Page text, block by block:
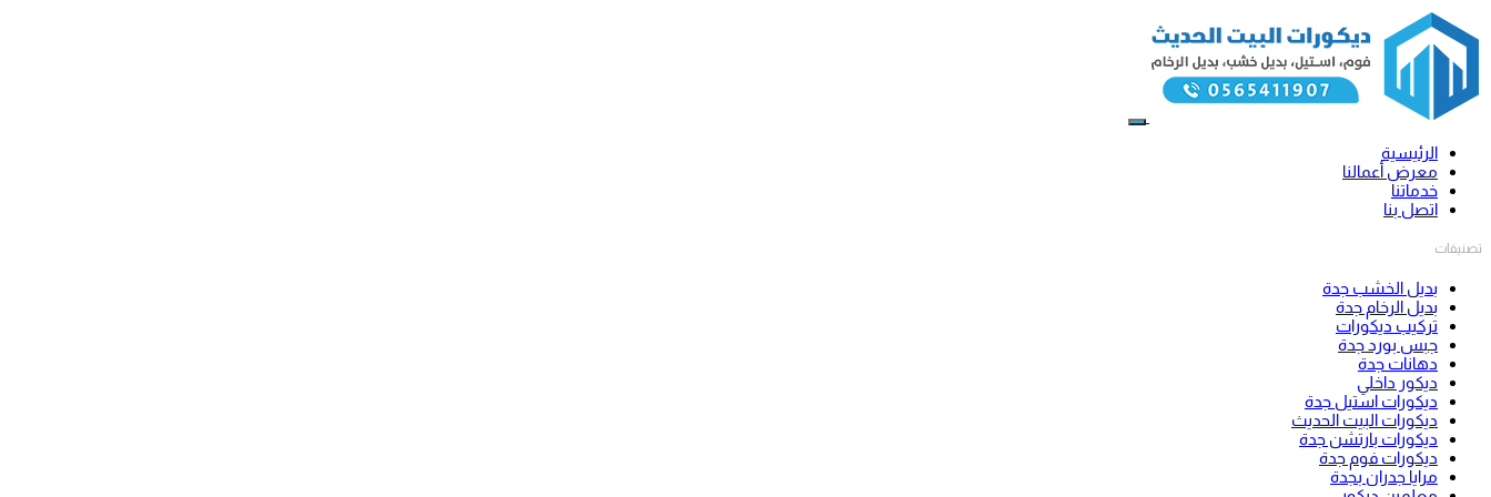
الرئيسية
معرض أعمالنا
خدماتنا
اتصل بنا
تصنيفات
بديل الخشب جدة
بديل الرخام جدة
تركيب ديكورات
جبس بورد جدة
دهانات جدة
ديكور داخلي
ديكورات استيل جدة
ديكورات البيت الحديث
ديكورات بارتشن جدة
ديكورات فوم جدة
مرايا جدران بجدة